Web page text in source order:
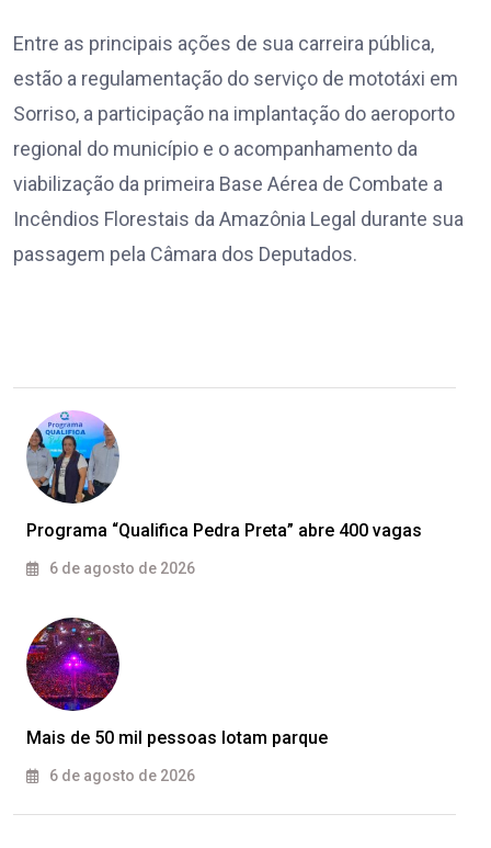
Entre as principais ações de sua carreira pública,
estão a regulamentação do serviço de mototáxi em
Sorriso, a participação na implantação do aeroporto
regional do município e o acompanhamento da
viabilização da primeira Base Aérea de Combate a
Incêndios Florestais da Amazônia Legal durante sua
passagem pela Câmara dos Deputados.
Programa “Qualifica Pedra Preta” abre 400 vagas
6 de agosto de 2026
Mais de 50 mil pessoas lotam parque
6 de agosto de 2026